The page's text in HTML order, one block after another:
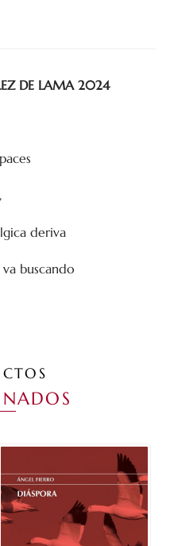
DE LAMA 2024
deriva
buscando